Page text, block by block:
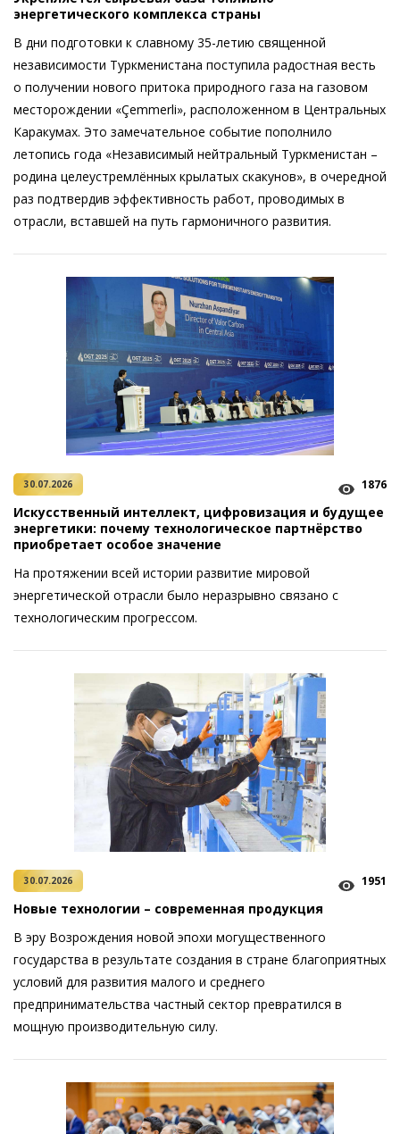
энергетического комплекса страны
В дни подготовки к славному 35-летию священной
независимости Туркменистана поступила радостная весть
о получении нового притока природного газа на газовом
месторождении «Çemmerli», расположенном в Центральных
Каракумах. Это замечательное событие пополнило
летопись года «Независимый нейтральный Туркменистан –
родина целеустремлённых крылатых скакунов», в очередной
раз подтвердив эффективность работ, проводимых в
отрасли, вставшей на путь гармоничного развития.
30.07.2026 1876
Искусственный интеллект, цифровизация и будущее
энергетики: почему технологическое партнёрство
приобретает особое значение
На протяжении всей истории развитие мировой
энергетической отрасли было неразрывно связано с
технологическим прогрессом.
30.07.2026 1951
Новые технологии – современная продукция
В эру Возрождения новой эпохи могущественного
государства в результате создания в стране благоприятных
условий для развития малого и среднего
предпринимательства частный сектор превратился в
мощную производительную силу.